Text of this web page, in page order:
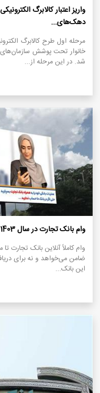
واریز اعتبار کالابرگ
دهک‌های...
مرحله اول طرح کالابرگ
خانوار تحت پوشش سازمان‌های
شد. در این مرحله از...
وام بانک تجارت در سال 1403 و 1404
ضامن می‌خواهد و نه برای
این بانک...